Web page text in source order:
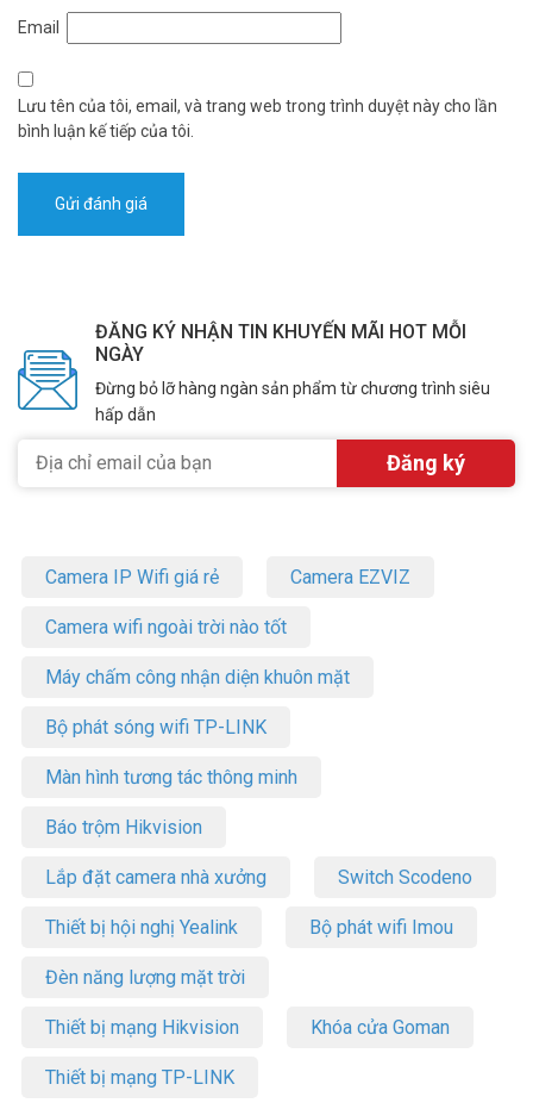
Email
Lưu tên của tôi, email, và trang web trong trình duyệt này cho lần
bình luận kế tiếp của tôi.
ĐĂNG KÝ NHẬN TIN KHUYẾN MÃI HOT MỖI
NGÀY
Đừng bỏ lỡ hàng ngàn sản phẩm từ chương trình siêu
hấp dẫn
Camera IP Wifi giá rẻ Camera EZVIZ
Camera wifi ngoài trời nào tốt
Máy chấm công nhận diện khuôn mặt
Bộ phát sóng wifi TP-LINK
Màn hình tương tác thông minh
Báo trộm Hikvision
Lắp đặt camera nhà xưởng Switch Scodeno
Thiết bị hội nghị Yealink Bộ phát wifi Imou
Đèn năng lượng mặt trời
Thiết bị mạng Hikvision Khóa cửa Goman
Thiết bị mạng TP-LINK